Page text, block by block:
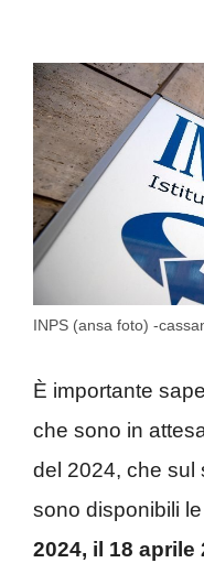
INPS (ansa foto) -
È importante
che sono in
del 2024, che sul
sono disponibili le
2024, il 18 aprile